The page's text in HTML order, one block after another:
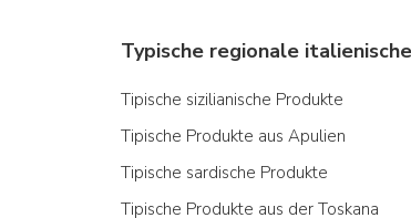
Tipische sizilianische Produkte
Tipische Produkte aus Apulien
Tipische sardische Produkte
Tipische Produkte aus der Toskana